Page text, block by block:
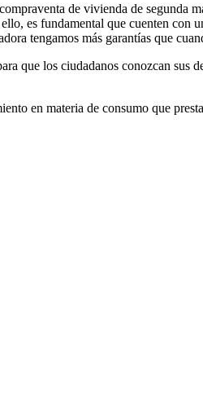
de vivienda de segunda
es fundamental que cuenten con
tengamos más garantías que
que los ciudadanos conozcan sus
en materia de consumo que